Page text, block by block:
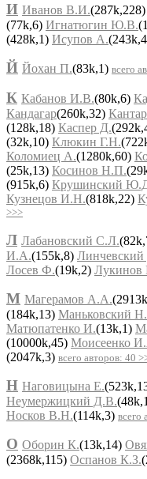
И Иванов В.И.(287k,228)
(77k,6) Игнатюгин Ю.В.
(428k,1) Исупов А.
Й Йохан П.(83k,1) всего
К Кабанов И.В.(80k,6)
Кандагар(260k,32)
(128k,18) Каспер Д.
(32k,10) Клюкин Г.Н.
Коломиец А.(1280k,60)
(25k,13) Косинов Н.П.
(915k,6) Крушинский
Кузнецов И.Н.(818k,22)
>>>
Л Лабановский С.Л.
И.А.(155k,8)
Лосев Ф.(19k,2) Лукинов
М Магерамов А.А.
(184k,13) Маньковский Н.
Матюпатенко И.(13k,1)
(10000k,45) Моисеенко
(2047k,3) всего авторов: 40
Н Наговицына Е.
Неумержицкий Д.В.
Носков В.Н.(114k,3) всего
О Оборин К.(13k,14)
(2368k,115) Оспанов К.З.